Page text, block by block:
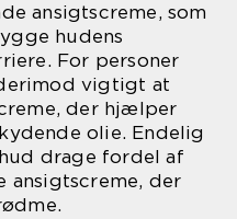
ansigtscreme, som
hudens
For personer
vigtigt at
der hjælper
olie. Endelig
drage fordel af
ansigtscreme, der